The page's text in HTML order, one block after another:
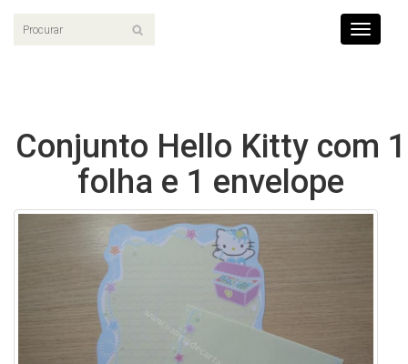
Toggle
Conjunto Hello Kitty com 1
folha e 1 envelope